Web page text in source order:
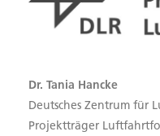
Dr. Tania Hancke
Deutsches Zentrum für
Projektträger